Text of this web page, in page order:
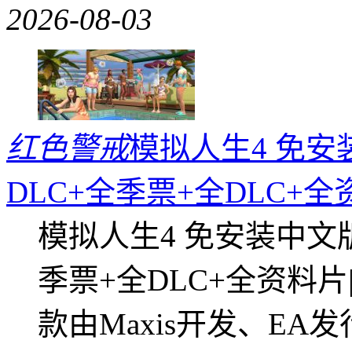
2026-08-03
红色警戒模拟人生4 免安
DLC+全季票+全DLC+全
模拟人生4 免安装中文
季票+全DLC+全资料
款由Maxis开发、EA